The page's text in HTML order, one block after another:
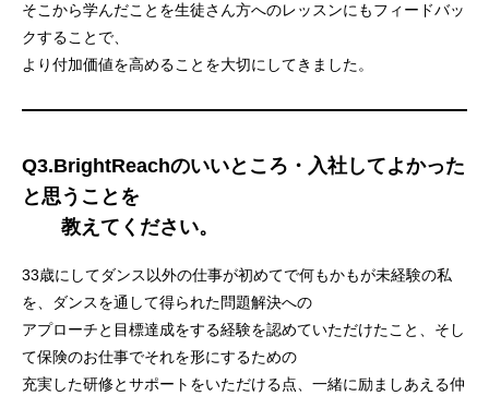
そこから学んだことを生徒さん方へのレッスンにもフィードバッ
クすることで、
より付加価値を高めることを大切にしてきました。
Q3.BrightReachのいいところ・入社してよかった
と思うことを
教えてください。
33歳にしてダンス以外の仕事が初めてで何もかもが未経験の私
を、ダンスを通して得られた問題解決への
アプローチと目標達成をする経験を認めていただけたこと、そし
て保険のお仕事でそれを形にするための
充実した研修とサポートをいただける点、一緒に励ましあえる仲